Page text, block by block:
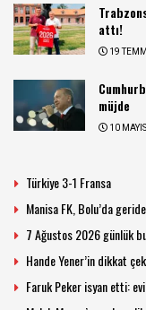
attı!
19
müjde
10
Türkiye 3-1 Fransa
Manisa FK, Bolu’da
7 Ağustos 2026 günlük
Hande Yener’in dikkat
Faruk Peker isyan etti: